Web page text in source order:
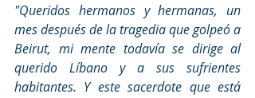
"Queridos hermanos y hermanas, un
mes después de la tragedia que golpeó a
Beirut, mi mente todavía se dirige al
querido Líbano y a sus sufrientes
habitantes. Y este sacerdote que está